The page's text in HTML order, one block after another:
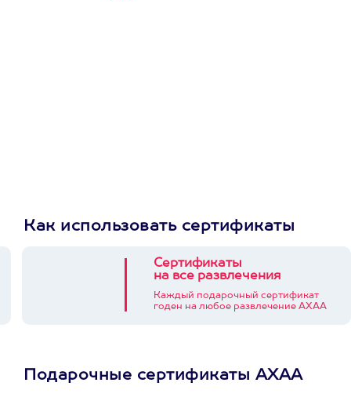
Как использовать сертификаты
Сертификаты
на все развлечения
Каждый подарочный сертификат
годен на любое развлечение АХАА
Подарочные сертификаты АХАА